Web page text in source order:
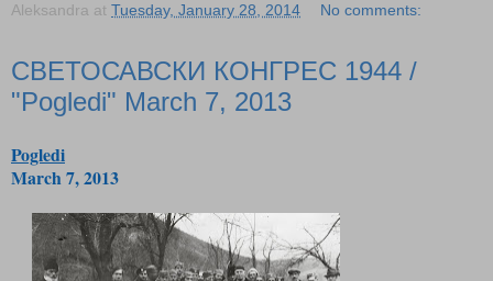
Aleksandra at Tuesday, January 28, 2014 No comments:
СВЕТОСАВСКИ КОНГРЕС 1944 /
"Pogledi" March 7, 2013
Pogledi
March 7, 2013